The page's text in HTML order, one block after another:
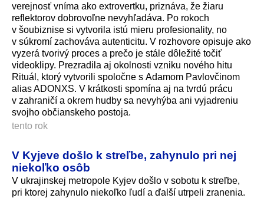
verejnosť vníma ako extrovertku, priznáva, že žiaru
reflektorov dobrovoľne nevyhľadáva. Po rokoch
v šoubiznise si vytvorila istú mieru profesionality, no
v súkromí zachováva autenticitu. V rozhovore opisuje ako
vyzerá tvorivý proces a prečo je stále dôležité točiť
videoklipy. Prezradila aj okolnosti vzniku nového hitu
Rituál, ktorý vytvorili spoločne s Adamom Pavlovčinom
alias ADONXS. V krátkosti spomína aj na tvrdú prácu
v zahraničí a okrem hudby sa nevyhýba ani vyjadreniu
svojho občianskeho postoja.
tento rok
V Kyjeve došlo k streľbe, zahynulo pri nej
niekoľko osôb
V ukrajinskej metropole Kyjev došlo v sobotu k streľbe,
pri ktorej zahynulo niekoľko ľudí a ďalší utrpeli zranenia.